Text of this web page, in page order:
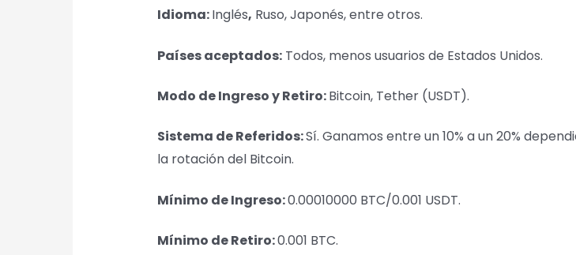
Idioma:Inglés, Ruso, Japonés, entre otros.
Países aceptados:Todos, menos usuarios de Estados Unidos.
Modo de Ingreso y Retiro:Bitcoin, Tether (USDT).
Sistema de Referidos:Sí. Ganamos entre un 10% a un 20%
la rotación del Bitcoin.
Mínimo de Ingreso:0.00010000 BTC/0.001 USDT.
Mínimo de Retiro:0.001 BTC.